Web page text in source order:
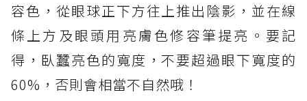
容色，從眼球正下方往上推出陰影，並在線
條上方及眼頭用亮膚色修容筆提亮。要記
得，臥蠶亮色的寬度，不要超過眼下寬度的
60%，否則會相當不自然哦！